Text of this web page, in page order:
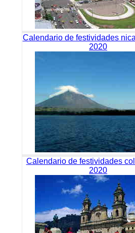
Calendario de festividades
2020
Calendario de festividades
2020